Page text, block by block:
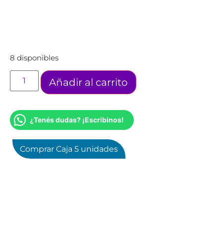
8 disponibles
Añadir al carrito
¿Tenés dudas? ¡Escribinos!
Comprar Caja 5 unidades